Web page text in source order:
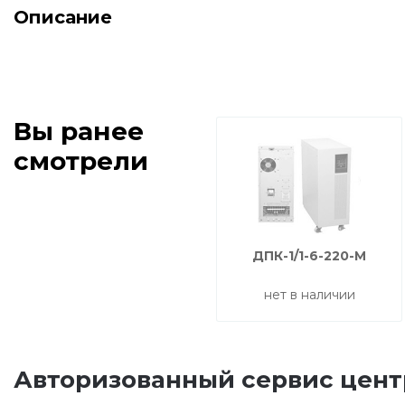
Описание
Вы ранее
смотрели
ДПК-1/1-6-220-М
нет в наличии
Авторизованный сервис